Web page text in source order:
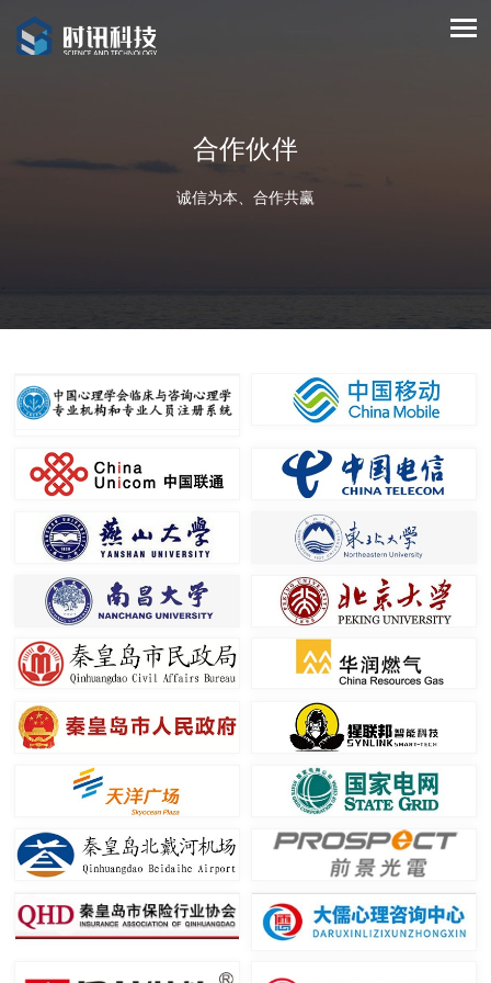
合作伙伴
诚信为本、合作共赢